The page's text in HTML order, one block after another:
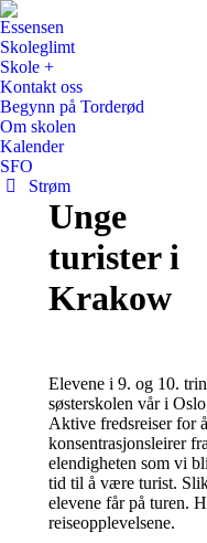
Essensen
Skoleglimt
Skole +
Kontakt oss
Begynn på Torderød
Om skolen
Kalender
SFO
Strøm
Unge
turister i
Krakow
Elevene i 9. og 10.
søsterskolen vår i
Aktive fredsreiser for
konsentrasjonsleirer
elendigheten som vi
tid til å være turist.
elevene får på turen.
reiseopplevelsene.